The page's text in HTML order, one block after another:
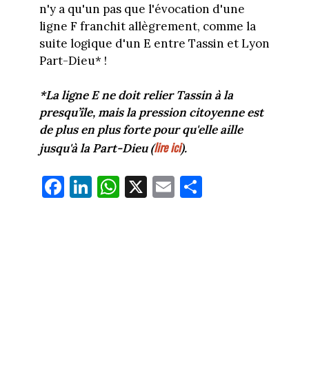
n'y a qu'un pas que l'évocation d'une
ligne F franchit allègrement, comme la
suite logique d'un E entre Tassin et Lyon
Part-Dieu* !
*La ligne E ne doit relier Tassin à la
presqu’île, mais la pression citoyenne est
de plus en plus forte pour qu'elle aille
jusqu'à la Part-Dieu (lire ici).
Fa
ce
Li
nk
W
ha
X E
m
Pa
rt